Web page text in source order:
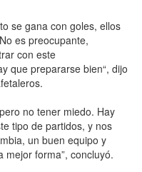
se gana con goles, ellos
es preocupante,
con este
que prepararse bien“, dijo
no tener miedo. Hay
tipo de partidos, y nos
un buen equipo y
forma”, concluyó.